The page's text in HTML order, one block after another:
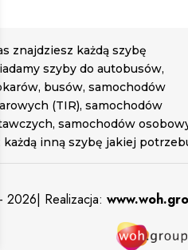
znajdziesz każdą szybę
szyby do autobusów,
busów, samochodów
(TIR), samochodów
samochodów
każdą inną szybę jakiej
- 2026| Realizacja: